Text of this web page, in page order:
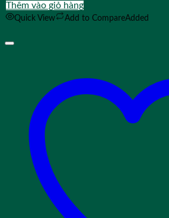
Thêm vào giỏ hàng
Quick View Add to CompareAdded